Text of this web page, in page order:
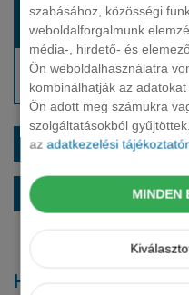
szabásához, közösségi
weboldalforgalmunk
média-, hirdető- és
Ön weboldalhasználatra
kombinálhatják az
Ön adott meg számukra
szolgáltatásokból
azadatkezelési
MINDEN
Hívjon:
Kérjen
EXTRÁK ÉS SZÍNEK
ALAPFELSZERELTSÉG
Hasonló modellek